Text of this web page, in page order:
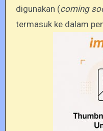
digunakan (coming
termasuk ke dalam